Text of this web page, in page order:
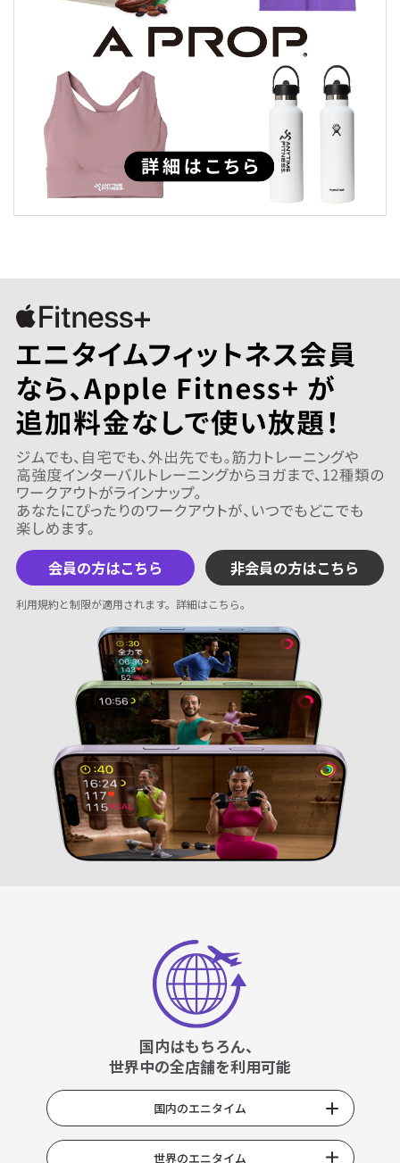
会員の方はこちら 非会員の方はこちら
利用規約と制限が適用されます。 詳細はこちら。
国内はもちろん、
世界中の全店舗を利用可能
国内のエニタイム
世界のエニタイム